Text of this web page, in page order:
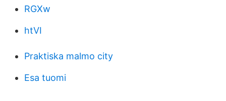
RGXw
htVI
Praktiska malmo city
Esa tuomi